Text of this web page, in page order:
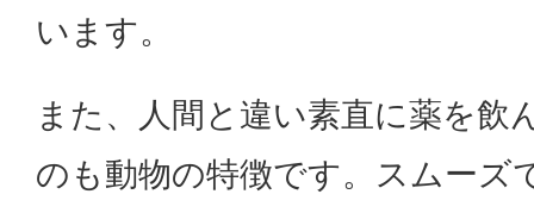
います。
また、人間と違い素直に薬を飲
のも動物の特徴です。スムーズ